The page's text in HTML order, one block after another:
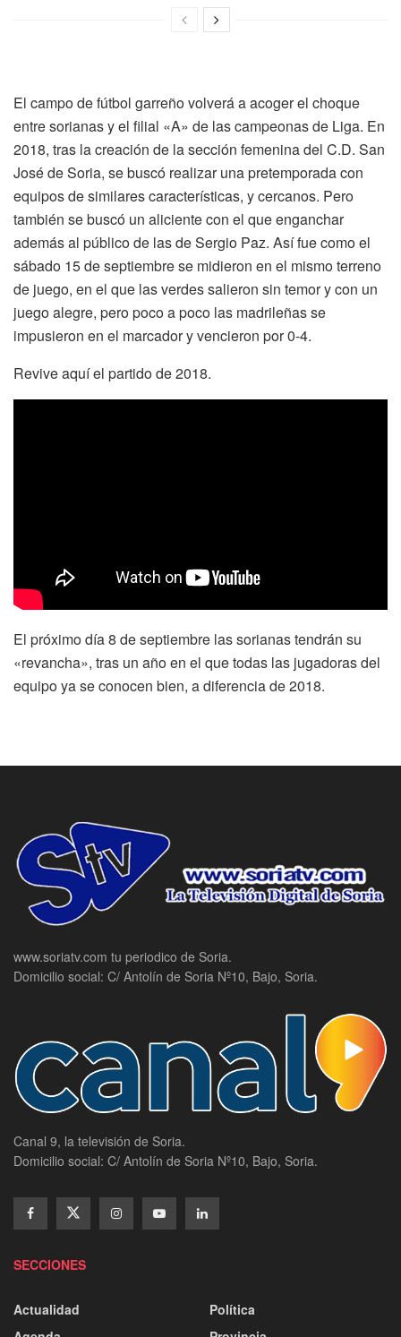
El campo de fútbol garreño volverá a acoger el choque
entre sorianas y el filial «A» de las campeonas de Liga. En
2018, tras la creación de la sección femenina del C.D. San
José de Soria, se buscó realizar una pretemporada con
equipos de similares características, y cercanos. Pero
también se buscó un aliciente con el que enganchar
además al público de las de Sergio Paz. Así fue como el
sábado 15 de septiembre se midieron en el mismo terreno
de juego, en el que las verdes salieron sin temor y con un
juego alegre, pero poco a poco las madrileñas se
impusieron en el marcador y vencieron por 0-4.
Revive aquí el partido de 2018.
El próximo día 8 de septiembre las sorianas tendrán su
«revancha», tras un año en el que todas las jugadoras del
equipo ya se conocen bien, a diferencia de 2018.
www.soriatv.com tu periodico de Soria.
Domicilio social: C/ Antolín de Soria Nº10, Bajo, Soria.
Canal 9, la televisión de Soria.
Domicilio social: C/ Antolín de Soria Nº10, Bajo, Soria.
SECCIONES
Actualidad
Política